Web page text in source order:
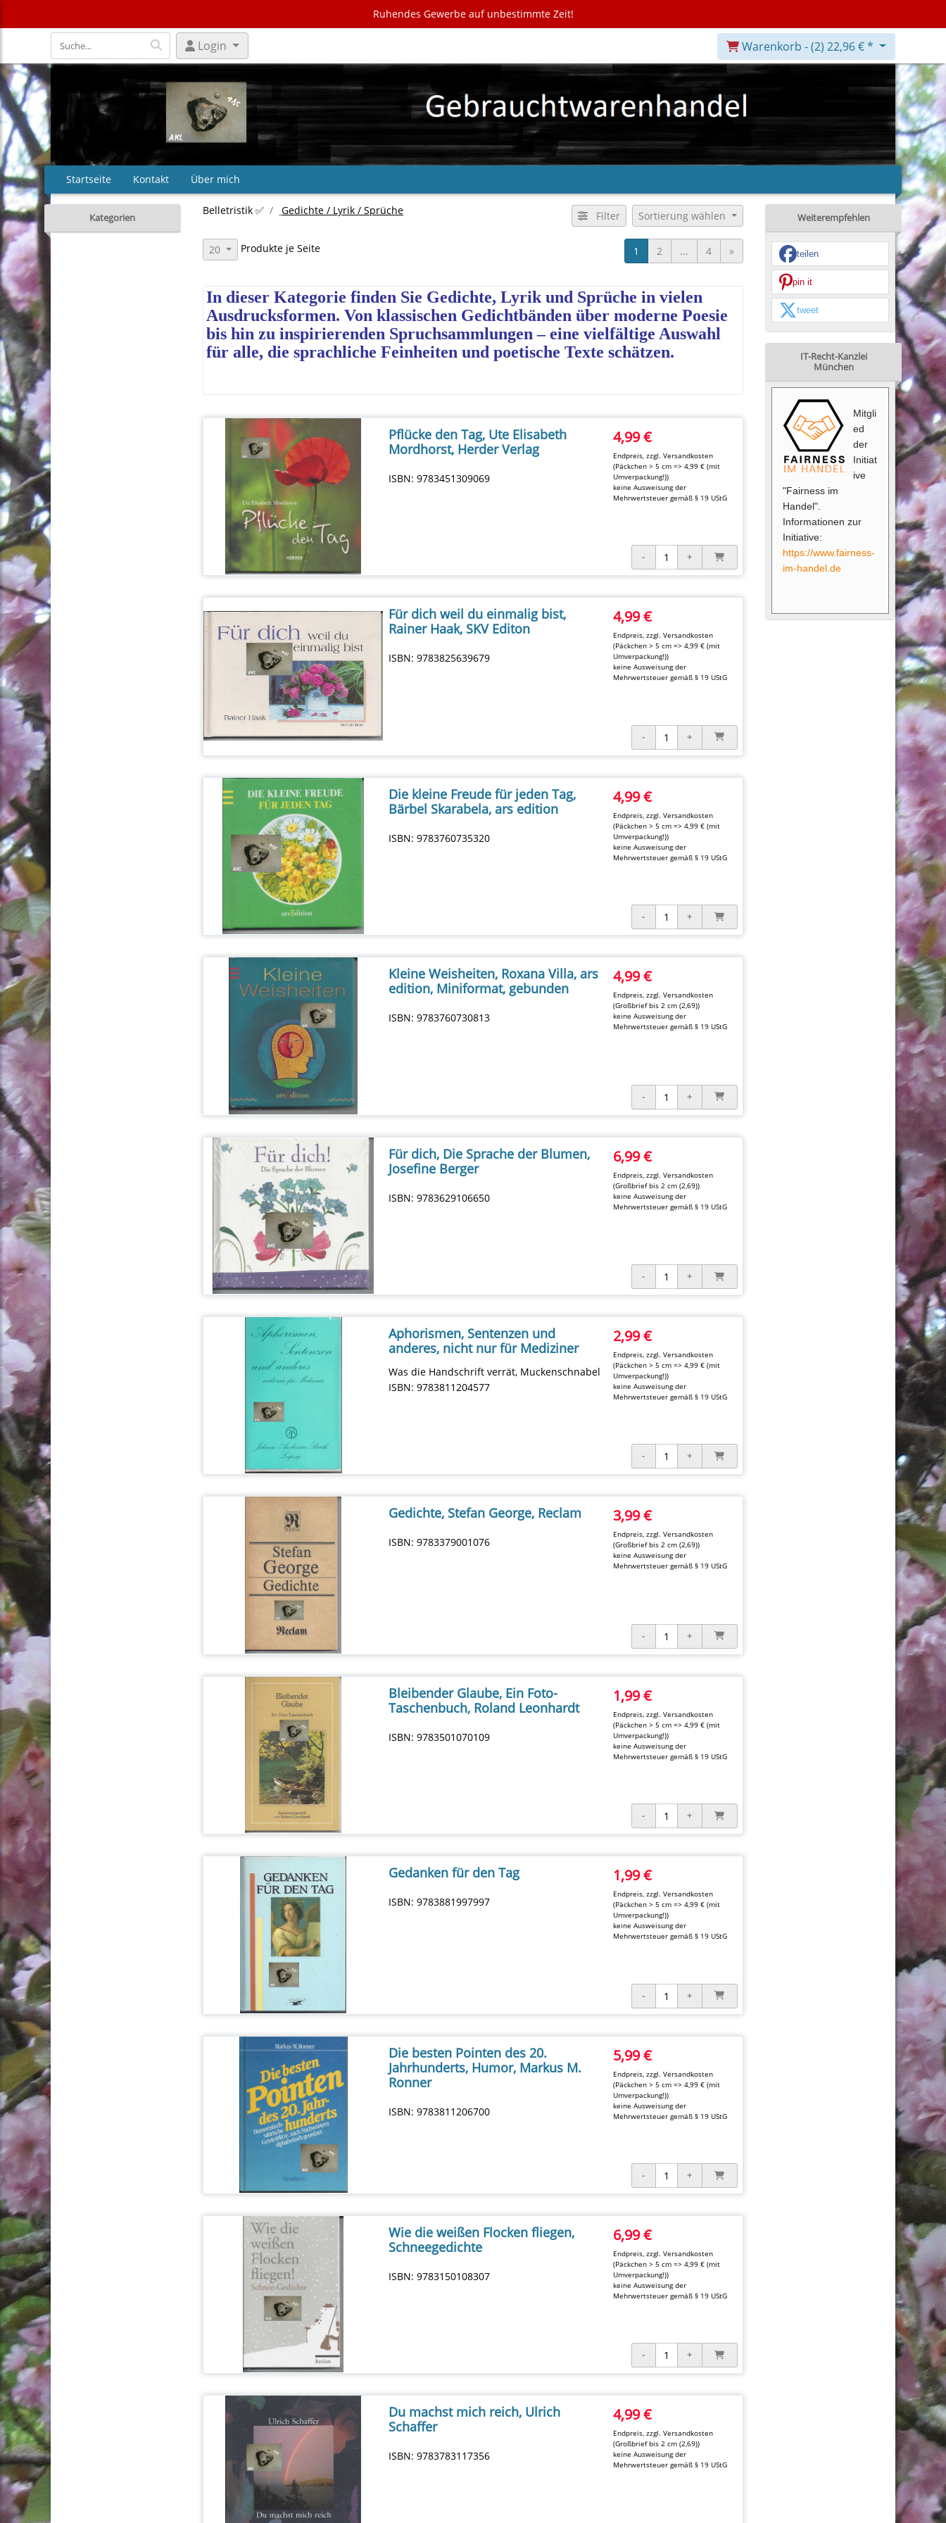
Ruhendes Gewerbe auf unbestimmte Zeit!
Login Warenkorb -(2) 22,96 € *
Startseite Kontakt Über mich
Kategorien
Belletristik ✅ Gedichte / Lyrik / Sprüche Sortierung wählen
Filter
20 Produkte je Seite 1 2 ... 4 »
In dieser Kategorie finden Sie Gedichte, Lyrik und Sprüche in vielen
Ausdrucksformen. Von klassischen Gedichtbänden über moderne Poesie
bis hin zu inspirierenden Spruchsammlungen – eine vielfältige Auswahl
für alle, die sprachliche Feinheiten und poetische Texte schätzen.
Pflücke den Tag, Ute Elisabeth
Mordhorst, Herder Verlag
ISBN: 9783451309069
4,99 €
Endpreis, zzgl.Versandkosten
(Päckchen > 5 cm => 4,99 € (mit
Umverpackung!))
keine Ausweisung der
Mehrwertsteuer gemäß § 19 UStG
Für dich weil du einmalig bist,
Rainer Haak, SKV Editon
ISBN: 9783825639679
4,99 €
Endpreis, zzgl.Versandkosten
(Päckchen > 5 cm => 4,99 € (mit
Umverpackung!))
keine Ausweisung der
Mehrwertsteuer gemäß § 19 UStG
Die kleine Freude für jeden Tag,
Bärbel Skarabela, ars edition
ISBN: 9783760735320
4,99 €
Endpreis, zzgl.Versandkosten
(Päckchen > 5 cm => 4,99 € (mit
Umverpackung!))
keine Ausweisung der
Mehrwertsteuer gemäß § 19 UStG
Kleine Weisheiten, Roxana Villa, ars
edition, Miniformat, gebunden
ISBN: 9783760730813
4,99 €
Endpreis, zzgl.Versandkosten
(Großbrief bis 2 cm (2,69))
keine Ausweisung der
Mehrwertsteuer gemäß § 19 UStG
Für dich, Die Sprache der Blumen,
Josefine Berger
ISBN: 9783629106650
6,99 €
Endpreis, zzgl.Versandkosten
(Großbrief bis 2 cm (2,69))
keine Ausweisung der
Mehrwertsteuer gemäß § 19 UStG
Aphorismen, Sentenzen und
anderes, nicht nur für Mediziner
Was die Handschrift verrät, Muckenschnabel
ISBN: 9783811204577
2,99 €
Endpreis, zzgl.Versandkosten
(Päckchen > 5 cm => 4,99 € (mit
Umverpackung!))
keine Ausweisung der
Mehrwertsteuer gemäß § 19 UStG
Gedichte, Stefan George, Reclam
ISBN: 9783379001076
3,99 €
Endpreis, zzgl.Versandkosten
(Großbrief bis 2 cm (2,69))
keine Ausweisung der
Mehrwertsteuer gemäß § 19 UStG
Bleibender Glaube, Ein Foto-
Taschenbuch, Roland Leonhardt
ISBN: 9783501070109
1,99 €
Endpreis, zzgl.Versandkosten
(Päckchen > 5 cm => 4,99 € (mit
Umverpackung!))
keine Ausweisung der
Mehrwertsteuer gemäß § 19 UStG
Gedanken für den Tag
ISBN: 9783881997997
1,99 €
Endpreis, zzgl.Versandkosten
(Päckchen > 5 cm => 4,99 € (mit
Umverpackung!))
keine Ausweisung der
Mehrwertsteuer gemäß § 19 UStG
Die besten Pointen des 20.
Jahrhunderts, Humor, Markus M.
Ronner
ISBN: 9783811206700
5,99 €
Endpreis, zzgl.Versandkosten
(Päckchen > 5 cm => 4,99 € (mit
Umverpackung!))
keine Ausweisung der
Mehrwertsteuer gemäß § 19 UStG
Wie die weißen Flocken fliegen,
Schneegedichte
ISBN: 9783150108307
6,99 €
Endpreis, zzgl.Versandkosten
(Päckchen > 5 cm => 4,99 € (mit
Umverpackung!))
keine Ausweisung der
Mehrwertsteuer gemäß § 19 UStG
Du machst mich reich, Ulrich
Schaffer
ISBN: 9783783117356
4,99 €
Endpreis, zzgl.Versandkosten
(Großbrief bis 2 cm (2,69))
keine Ausweisung der
Mehrwertsteuer gemäß § 19 UStG
Weiterempfehlen
teilen
pin it
tweet
IT-Recht-Kanzlei
München
Mitgli
ed
der
Initiat
ive
"Fairness im
Handel".
Informationen zur
Initiative:
https://www.fairness-
im-handel.de